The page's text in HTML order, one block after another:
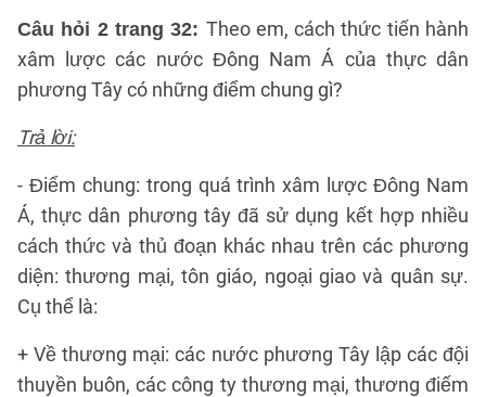
Câu hỏi 2 trang 32: Theo em, cách thức tiến hành
xâm lược các nước Đông Nam Á của thực dân
phương Tây có những điểm chung gì?
Trả lời:
- Điểm chung: trong quá trình xâm lược Đông Nam
Á, thực dân phương tây đã sử dụng kết hợp nhiều
cách thức và thủ đoạn khác nhau trên các phương
diện: thương mại, tôn giáo, ngoại giao và quân sự.
Cụ thể là:
+ Về thương mại: các nước phương Tây lập các đội
thuyền buôn, các công ty thương mại, thương điếm